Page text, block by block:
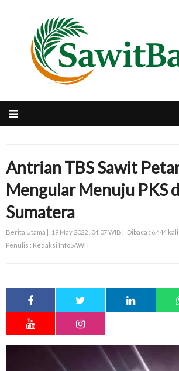
Antrian TBS Sawit
Mengular Menuju PKS
Sumatera
Berita Utama | 19 May 2022 , 04:07 WIB | Dibaca : 6.444 kali
Penulis : Redaksi InfoSAWIT